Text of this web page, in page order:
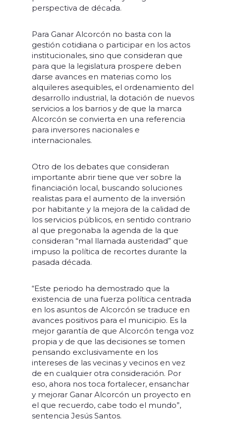
perspectiva de década.
Para Ganar Alcorcón no basta con la
gestión cotidiana o participar en los actos
institucionales, sino que consideran que
para que la legislatura prospere deben
darse avances en materias como los
alquileres asequibles, el ordenamiento del
desarrollo industrial, la dotación de nuevos
servicios a los barrios y de que la marca
Alcorcón se convierta en una referencia
para inversores nacionales e
internacionales.
Otro de los debates que consideran
importante abrir tiene que ver sobre la
financiación local, buscando soluciones
realistas para el aumento de la inversión
por habitante y la mejora de la calidad de
los servicios públicos, en sentido contrario
al que pregonaba la agenda de la que
consideran “mal llamada austeridad” que
impuso la política de recortes durante la
pasada década.
“Este periodo ha demostrado que la
existencia de una fuerza política centrada
en los asuntos de Alcorcón se traduce en
avances positivos para el municipio. Es la
mejor garantía de que Alcorcón tenga voz
propia y de que las decisiones se tomen
pensando exclusivamente en los
intereses de las vecinas y vecinos en vez
de en cualquier otra consideración. Por
eso, ahora nos toca fortalecer, ensanchar
y mejorar Ganar Alcorcón un proyecto en
el que recuerdo, cabe todo el mundo”,
sentencia Jesús Santos.